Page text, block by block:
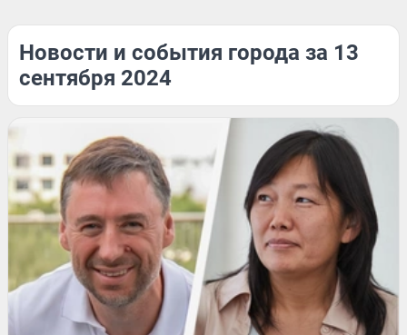
Новости и события города за 13
сентября 2024